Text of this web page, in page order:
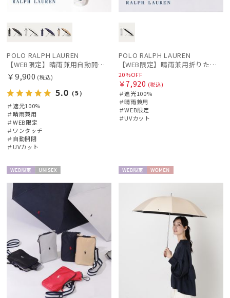
絞り込み
カテゴリー
ブランド
傘機能
POLO RALPH LAUREN
【WEB限定】晴雨兼用自動開閉日傘 ポロ ラルフ ローレン（POLO RALPH LAUREN）ベア 遮光100 UV100 ワンタッチ開閉
￥9,900 (税込)
5.0 （5）
＃遮光100%
＃晴雨兼用
＃WEB限定
＃ワンタッチ
＃自動開閉
＃UVカット
POLO RALPH LAUREN
【WEB限定】晴雨兼用折りたたみ日傘 ポロ ラルフ ローレン（POLO RALPH LAUREN）シャンブレーレース 遮光100 UV100
20%OFF
￥7,920 (税込)
＃遮光100%
＃晴雨兼用
＃WEB限定
＃UVカット
定